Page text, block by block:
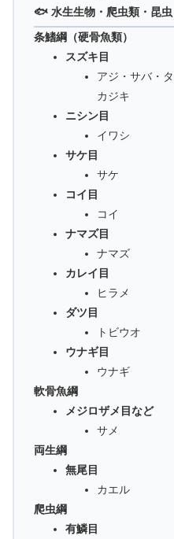
🐟 水生生物・爬虫類・昆虫
条鰭綱（硬骨魚類）
スズキ目
アジ・サバ・
カジキ
ニシン目
イワシ
サケ目
サケ
コイ目
コイ
ナマズ目
ナマズ
カレイ目
ヒラメ
ダツ目
トビウオ
ウナギ目
ウナギ
軟骨魚綱
メジロザメ目など
サメ
両生綱
無尾目
カエル
爬虫綱
有鱗目